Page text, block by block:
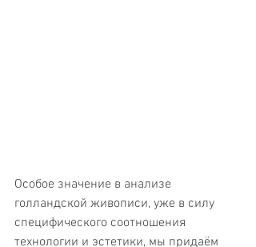
Особое значение в анализе
голландской живописи, уже в силу
специфического соотношения
технологии и эстетики, мы придаём